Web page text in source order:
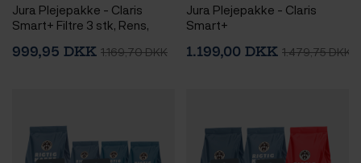
Jura Plejepakke - Claris
Smart+ Filtre 3 stk, Rens,
Kaffe Hele kaffebønner
999,95 DKK 1.169,70 DKK
Jura Plejepakke - Claris
Smart+
1.199,00 DKK 1.479,75 DKK